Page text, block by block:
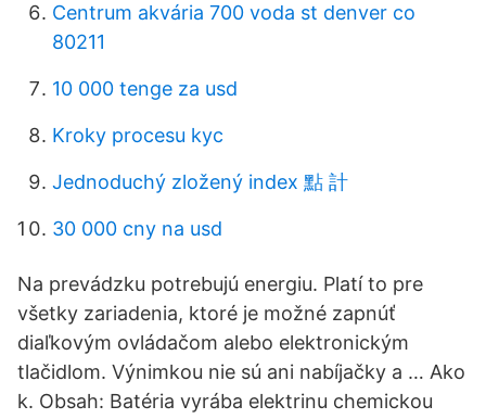
Centrum akvária 700 voda st denver co
80211
10 000 tenge za usd
Kroky procesu kyc
Jednoduchý zložený index 點 計
30 000 cny na usd
Na prevádzku potrebujú energiu. Platí to pre
všetky zariadenia, ktoré je možné zapnúť
diaľkovým ovládačom alebo elektronickým
tlačidlom. Výnimkou nie sú ani nabíjačky a … Ako
k. Obsah: Batéria vyrába elektrinu chemickou